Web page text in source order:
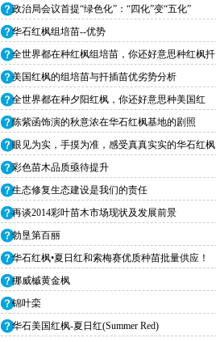
政治局会议首提“绿色化”：“四化”变“五化”
华石红枫组培苗--优势
全世界都在种红枫组培苗，你还好意思种红枫扦
插
美国红枫的组培苗与扦插苗优劣势分析
全世界都在种夕阳红枫，你还好意思种美国红
枫！
陈紫函饰演的秋意浓在华石红枫基地的剧照
眼见为实，手摸为准，感受真真实实的华石红枫
红
彩色苗木品质亟待提升
生态修复生态建设是我们的责任
再谈2014彩叶苗木市场现状及发展前景
勃垦第百丽
华石红枫•夏日红和索梅赛优质种苗批量供应！
挪威槭黄金枫
锦叶栾
华石美国红枫-夏日红(Summer Red)